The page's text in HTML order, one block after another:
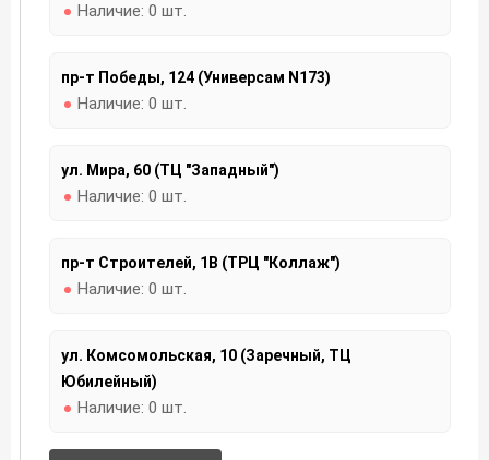
Наличие: 0 шт.
пр-т Победы, 124 (Универсам N173)
Наличие: 0 шт.
ул. Мира, 60 (ТЦ "Западный")
Наличие: 0 шт.
пр-т Строителей, 1В (ТРЦ "Коллаж")
Наличие: 0 шт.
ул. Комсомольская, 10 (Заречный, ТЦ
Юбилейный)
Наличие: 0 шт.